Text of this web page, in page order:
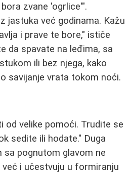
zvane 'ogrlice'".
jastuka već godinama. Kažu
i prave te bore," ističe
da spavate na leđima, sa
ili bez njega, kako
savijanje vrata tokom noći.
od velike pomoći. Trudite se
sedite ili hodate." Duga
sa pognutom glavom ne
i učestvuju u formiranju